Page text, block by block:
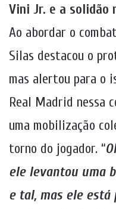
Vini Jr. e a solidão
Ao abordar o
Silas destacou o
mas alertou para o
Real Madrid nessa
uma mobilização
torno do jogador. “
ele levantou uma
e tal, mas ele está